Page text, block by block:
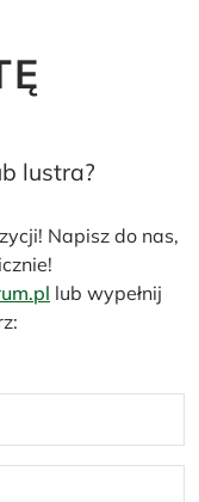
lustra?
Napisz do nas,
lub wypełnij